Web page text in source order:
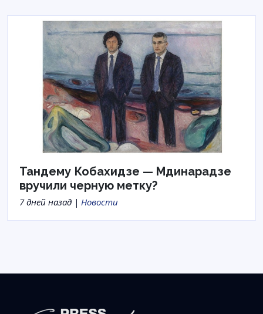
Тандему Кобахидзе — Мдинарадзе
вручили черную метку?
7 дней назад | Новости